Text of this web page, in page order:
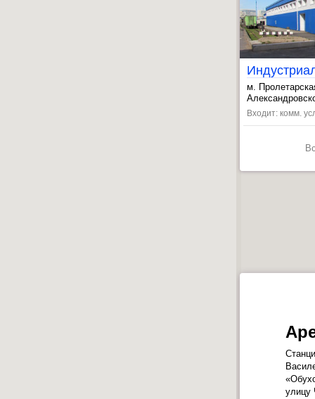
м.
,
Входит: комм.
улицу